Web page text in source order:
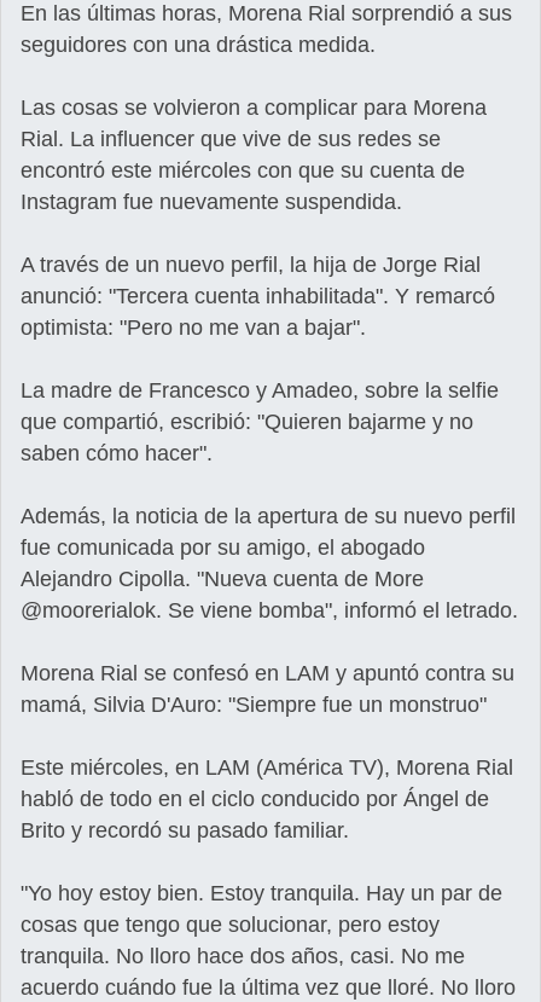
En las últimas horas, Morena Rial sorprendió a sus
seguidores con una drástica medida.
Las cosas se volvieron a complicar para Morena
Rial. La influencer que vive de sus redes se
encontró este miércoles con que su cuenta de
Instagram fue nuevamente suspendida.
A través de un nuevo perfil, la hija de Jorge Rial
anunció: "Tercera cuenta inhabilitada". Y remarcó
optimista: "Pero no me van a bajar".
La madre de Francesco y Amadeo, sobre la selfie
que compartió, escribió: "Quieren bajarme y no
saben cómo hacer".
Además, la noticia de la apertura de su nuevo perfil
fue comunicada por su amigo, el abogado
Alejandro Cipolla. "Nueva cuenta de More
@moorerialok. Se viene bomba", informó el letrado.
Morena Rial se confesó en LAM y apuntó contra su
mamá, Silvia D'Auro: "Siempre fue un monstruo"
Este miércoles, en LAM (América TV), Morena Rial
habló de todo en el ciclo conducido por Ángel de
Brito y recordó su pasado familiar.
"Yo hoy estoy bien. Estoy tranquila. Hay un par de
cosas que tengo que solucionar, pero estoy
tranquila. No lloro hace dos años, casi. No me
acuerdo cuándo fue la última vez que lloré. No lloro